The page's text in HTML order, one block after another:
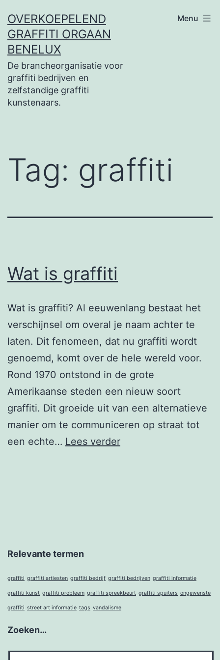
naar
de
inhoud
OVERKOEPELEND
GRAFFITI ORGAAN
BENELUX
De brancheorganisatie voor
graffiti bedrijven en
zelfstandige graffiti
kunstenaars.
Menu
Tag: graffiti
Wat is graffiti
Wat is graffiti? Al eeuwenlang bestaat het
verschijnsel om overal je naam achter te
laten. Dit fenomeen, dat nu graffiti wordt
genoemd, komt over de hele wereld voor.
Rond 1970 ontstond in de grote
Amerikaanse steden een nieuw soort
graffiti. Dit groeide uit van een alternatieve
manier om te communiceren op straat tot
een echte… Lees verderWat
Relevante termen
graffiti graffiti artiesten graffiti bedrijf graffiti bedrijven graffiti informatie
graffiti kunst graffiti probleem graffiti spreekbeurt graffiti spuiters ongewenste
graffiti street art informatie tags vandalisme
Zoeken…